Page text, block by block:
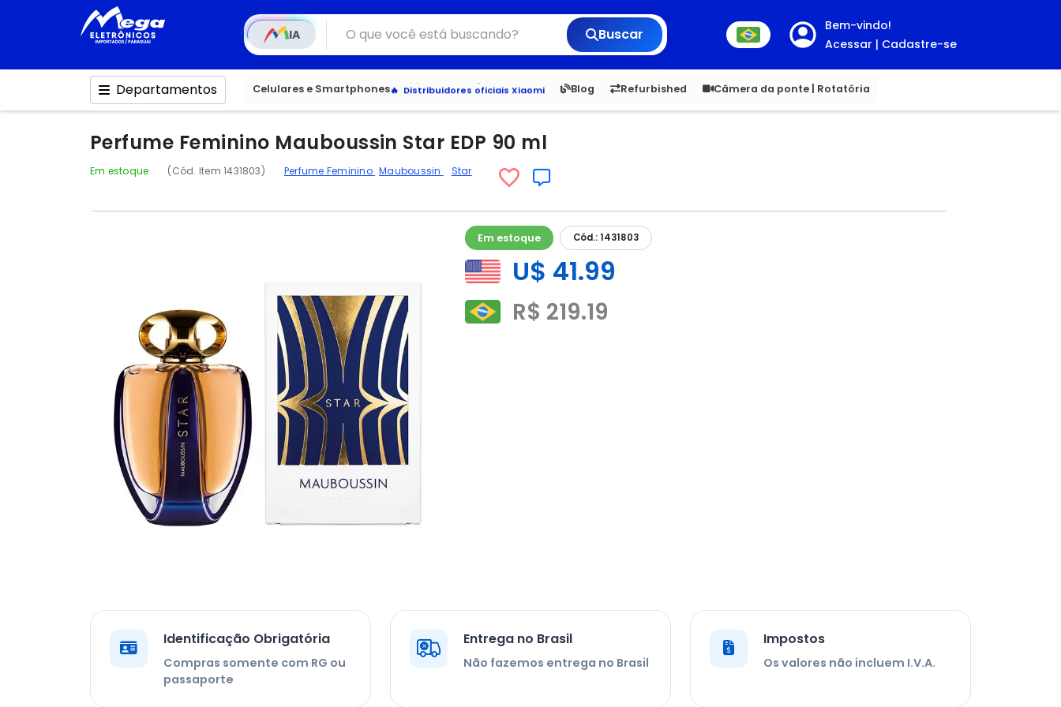
IA Buscar
Bem-vindo!
Acessar | Cadastre-se
Departamentos Celulares e Smartphones
Veja os Lançamentos
Distribuidores oficiais Xiaomi
Blog Refurbished Câmera da ponte | Rotatória
6,050 5.22 1,900 1.00
Perfume Feminino Mauboussin Star EDP 90 ml
Em estoque (Cód. Item 1431803) Perfume Feminino Mauboussin Star
Em estoque Cód.: 1431803
U$ 41.99
R$ 219.19
Identificação Obrigatória
Compras somente com RG ou
passaporte
Entrega no Brasil
Não fazemos entrega no Brasil
Impostos
Os valores não incluem I.V.A.